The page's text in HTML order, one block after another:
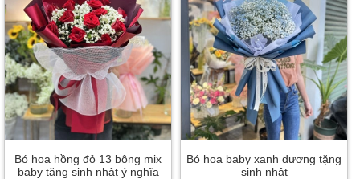
Bó hoa hồng đỏ 13 bông mix
baby tặng sinh nhật ý nghĩa
Bó hoa baby xanh dương tặng
sinh nhật